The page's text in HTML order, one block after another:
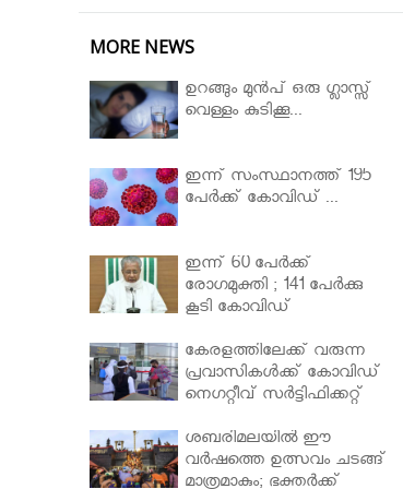
MORE NEWS
ഉറങ്ങും മുന്‍പ് ഒരു ഗ്ലാസ്സ്
വെള്ളം കുടിക്കൂ...
ഇന്ന് സംസ്ഥാനത്ത് 195
പേര്‍ക്ക് കോവിഡ് ...
ഇന്ന് 60 പേർക്ക്
രോഗമുക്തി ; 141 പേര്‍ക്കു
കൂടി കോവിഡ്
കേരളത്തിലേക്ക് വരുന്ന
പ്രവാസികള്‍ക്ക് കോവിഡ്
നെഗറ്റീവ് സര്‍ട്ടിഫിക്കറ്റ്
മന്ത്രിസഭ
ശബരിമലയില്‍ ഈ
വർഷത്തെ ഉത്സവം ചടങ്ങ്
മാത്രമാകും; ഭക്തർക്ക്